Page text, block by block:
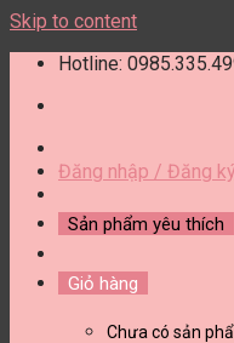
Skip to content
Hotline:
Đăng nhập / Đăng ký
Sản phẩm yêu thích
Giỏ hàng
Chưa có sản